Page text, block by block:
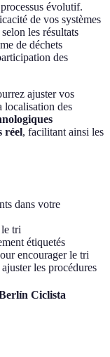
évolutif.
de vos systèmes
les résultats
de déchets
des
ajuster vos
localisation des
réel, facilitant ainsi les
dans votre
tri
étiquetés
encourager le tri
les procédures
Ciclista